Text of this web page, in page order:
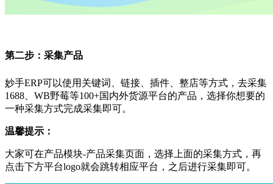
第二步：采集产品
妙手ERP可以使用关键词、链接、插件、整店等方式，去采集
1688、WB野莓等100+国内外货源平台的产品 ， 选择你想要的
一种采集方式完成采集即可。
温馨提示：
大家可在产品模块-产品采集页面，选择上面的采集方式，再
点击下方平台logo就会跳转相应平台，之后进行采集即可。